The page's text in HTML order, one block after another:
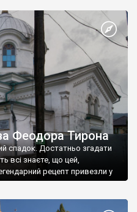
Феодора Тирона
спадок. Достатньо згадати
всі знаєте, що цей,
рецепт привезли у